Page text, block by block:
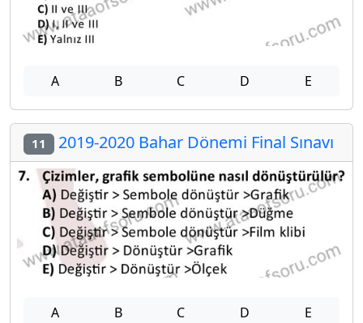
A B C D E
11 2019-2020 Bahar Dönemi Final Sınavı
A B C D E